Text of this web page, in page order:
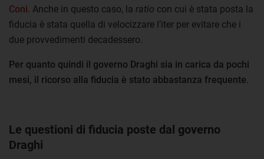
Coni . Anche in questo caso, la ratio con cui è stata posta la
fiducia è stata quella di velocizzare l’iter per evitare che i
due provvedimenti decadessero.
Per quanto quindi il governo Draghi sia in carica da pochi
mesi, il ricorso alla fiducia è stato abbastanza frequente
Le questioni di fiducia poste dal governo
Draghi